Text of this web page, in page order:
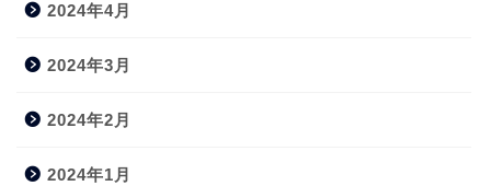
2024年4月
2024年3月
2024年2月
2024年1月